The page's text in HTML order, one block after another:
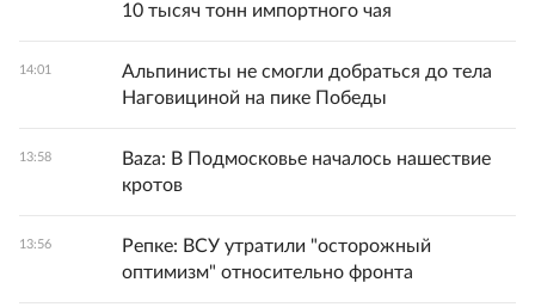
10 тысяч тонн импортного чая
14:01
Альпинисты не смогли добраться до тела
Наговициной на пике Победы
13:58
Baza: В Подмосковье началось нашествие
кротов
13:56
Репке: ВСУ утратили "осторожный
оптимизм" относительно фронта